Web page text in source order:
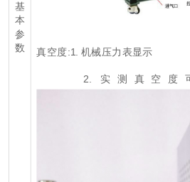
基
本
参
数 真空度:1. 机械压力表显示
2. 实测真空度可